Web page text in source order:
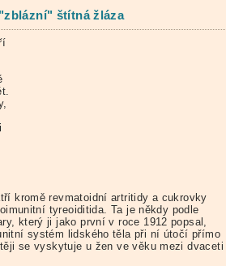
štítná žláza
kromě revmatoidní artritidy a cukrovky
tyreoiditida. Ta je někdy podle
který ji jako první v roce 1912 popsal,
systém lidského těla při ní útočí přímo
se vyskytuje u žen ve věku mezi dvaceti